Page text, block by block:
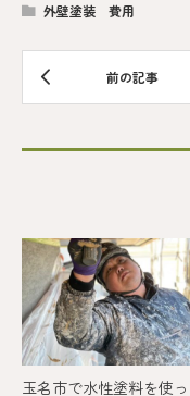
外壁塗装 費用
玉名市で水性塗料を使